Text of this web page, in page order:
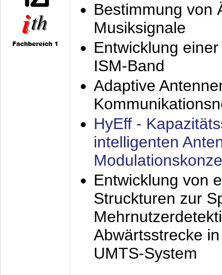
Bestimmung von
Musiksignale
Entwicklung
ISM-Band
Adaptive
HyEff -
intelligenten
Entwicklung von
Struckturen zur
Abwärtsstrecke
UMTS-System